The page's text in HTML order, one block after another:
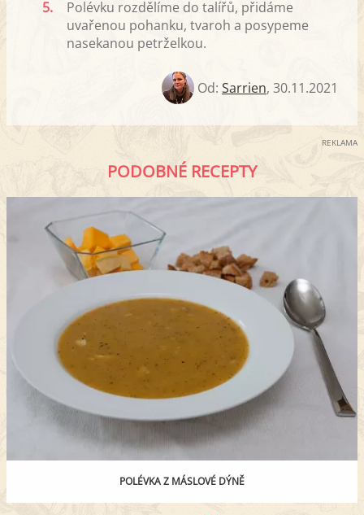
5.
Polévku rozdělíme do talířů, přidáme
uvařenou pohanku, tvaroh a posypeme
nasekanou petrželkou.
Od: Sarrien, 30.11.2021
REKLAMA
PODOBNÉ RECEPTY
POLÉVKA Z MÁSLOVÉ DÝNĚ